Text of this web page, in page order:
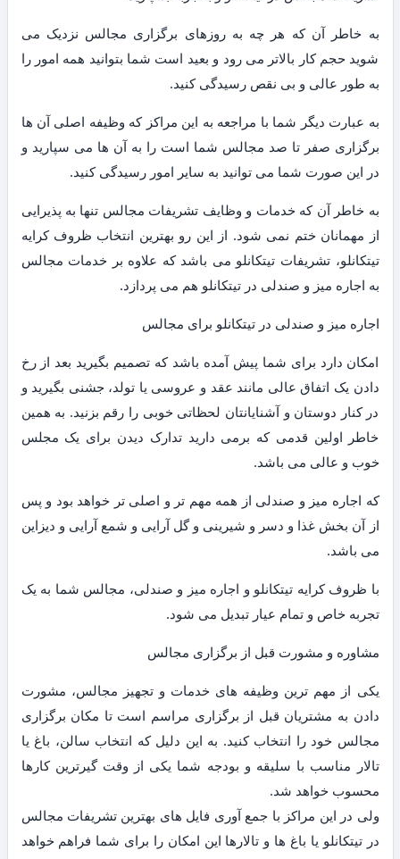
به خاطر آن که هر چه به روزهای برگزاری مجالس نزدیک می
شوید حجم کار بالاتر می رود و بعید است شما بتوانید همه امور را
به طور عالی و بی نقص رسیدگی کنید.
به عبارت دیگر شما با مراجعه به این مراکز که وظیفه اصلی آن ها
برگزاری صفر تا صد مجالس شما است را به آن ها می سپارید و
در این صورت شما می توانید به سایر امور رسیدگی کنید.
به خاطر آن که خدمات و وظایف تشریفات مجالس تنها به پذیرایی
از مهمانان ختم نمی شود. از این رو بهترین انتخاب ظروف کرایه
تیتکانلو، تشریفات تیتکانلو می باشد که علاوه بر خدمات مجالس
به اجاره میز و صندلی در تیتکانلو هم می پردازد.
اجاره میز و صندلی در تیتکانلو برای مجالس
امکان دارد برای شما پیش آمده باشد که تصمیم بگیرید بعد از رخ
دادن یک اتفاق عالی مانند عقد و عروسی یا تولد، جشنی بگیرید و
در کنار دوستان و آشنایانتان لحظاتی خوبی را رقم بزنید. به همین
خاطر اولین قدمی که برمی دارید تدارک دیدن برای یک مجلس
خوب و عالی می باشد.
که اجاره میز و صندلی از همه مهم تر و اصلی تر خواهد بود و پس
از آن بخش غذا و دسر و شیرینی و گل آرایی و شمع آرایی و دیزاین
می باشد.
با ظروف کرایه تیتکانلو و اجاره میز و صندلی، مجالس شما به یک
تجربه خاص و تمام عیار تبدیل می شود.
مشاوره و مشورت قبل از برگزاری مجالس
یکی از مهم ترین وظیفه های خدمات و تجهیز مجالس، مشورت
دادن به مشتریان قبل از برگزاری مراسم است تا مکان برگزاری
مجالس خود را انتخاب کنید. به این دلیل که انتخاب سالن، باغ یا
تالار مناسب با سلیقه و بودجه شما یکی از وقت گیرترین کارها
محسوب خواهد شد.
ولی در این مراکز با جمع آوری فایل های بهترین تشریفات مجالس
در تیتکانلو یا باغ ها و تالارها این امکان را برای شما فراهم خواهد